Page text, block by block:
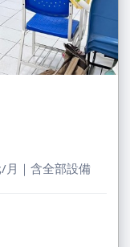
月｜含全部設備